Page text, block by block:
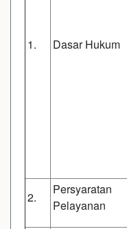
1. Dasar Hukum
2.
Persyaratan
Pelayanan